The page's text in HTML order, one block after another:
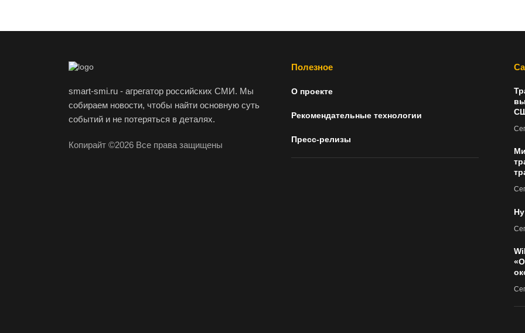
smart-smi.ru - агрегатор российских СМИ. Мы
собираем новости, чтобы найти основную суть
событий и не потеряться в деталях.
Копирайт ©2026 Все права защищены
Полезное
О проекте
Рекомендательные технологии
Пресс-релизы